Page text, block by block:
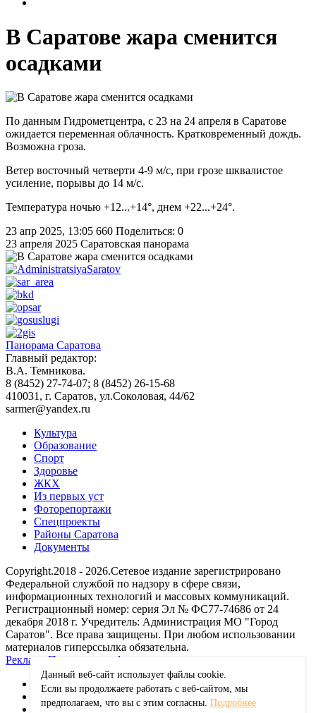
В Саратове жара сменится
осадками
По данным Гидрометцентра, с 23 на 24 апреля в Саратове
ожидается переменная облачность. Кратковременный дождь.
Возможна гроза.
Ветер восточный четверти 4-9 м/с, при грозе шквалистое
усиление, порывы до 14 м/с.
Температура ночью +12...+14°, днем +22...+24°.
23 апр 2025, 13:05 660 Поделиться: 0
23 апреля 2025 Саратовская панорама
Панорама Саратова
Главный редактор:
В.А. Темникова.
8 (8452) 27-74-07; 8 (8452) 26-15-68
410031, г. Саратов, ул.Соколовая, 44/62
sarmer@yandex.ru
Культура
Образование
Спорт
Здоровье
ЖКХ
Из пеpвых уст
Фоторепортажи
Спецпроекты
Районы Саратова
Документы
Copyright.2018 - 2026.Сетевое издание зарегистрировано
Федеральной службой по надзору в сфере связи,
информационных технологий и массовых коммуникаций.
Регистрационный номер: серия Эл № ФС77-74686 от 24
декабря 2018 г. Учредитель: Администрация МО "Город
Саратов". Все права защищены. При любом использовании
материалов гиперссылка обязательна.
Реклама
Политика конфиденциальности
vk
Данный веб-сайт использует файлы сookie.
Если вы продолжаете работать с веб-сайтом, мы
предполагаем, что вы с этим согласны. Подробнее